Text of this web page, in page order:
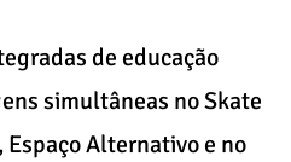
de educação
simultâneas no Skate
Espaço Alternativo e no